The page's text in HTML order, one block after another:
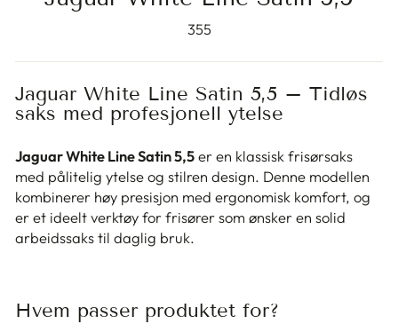
355
Jaguar White Line Satin 5,5 – Tidløs
saks med profesjonell ytelse
Jaguar White Line Satin 5,5er en klassisk frisørsaks
med pålitelig ytelse og stilren design. Denne modellen
kombinerer høy presisjon med ergonomisk komfort, og
er et ideelt verktøy for frisører som ønsker en solid
arbeidssaks til daglig bruk.
Hvem passer produktet for?